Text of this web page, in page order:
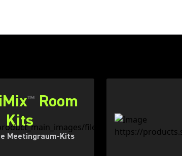
™ Room
Kits
Meetingraum-Kits